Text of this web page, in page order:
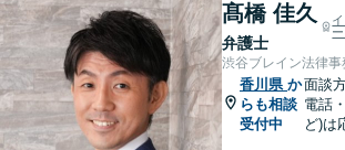
髙橋 佳久
弁護士
渋谷ブレイン法律事
香川県 か
らも相談
受付中
面談
電話
ど)は